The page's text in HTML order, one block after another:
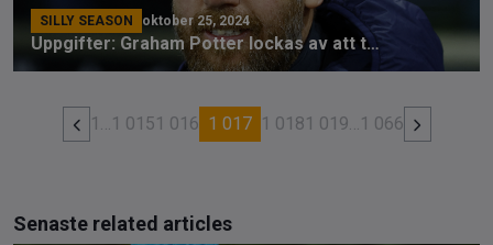
SILLY SEASON oktober 25, 2024
Uppgifter: Graham Potter lockas av att ta över Rangers
1 …1 0151 016 1 017 1 0181 019…1 066
Senaste related articles